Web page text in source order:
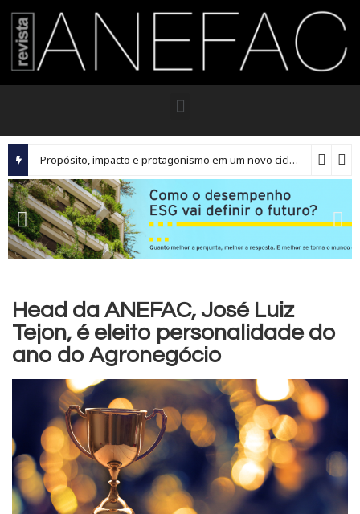
Propósito, impacto e protagonismo em um novo ciclo para os executivos brasileiros
Head da ANEFAC, José Luiz
Tejon, é eleito personalidade do
ano do Agronegócio